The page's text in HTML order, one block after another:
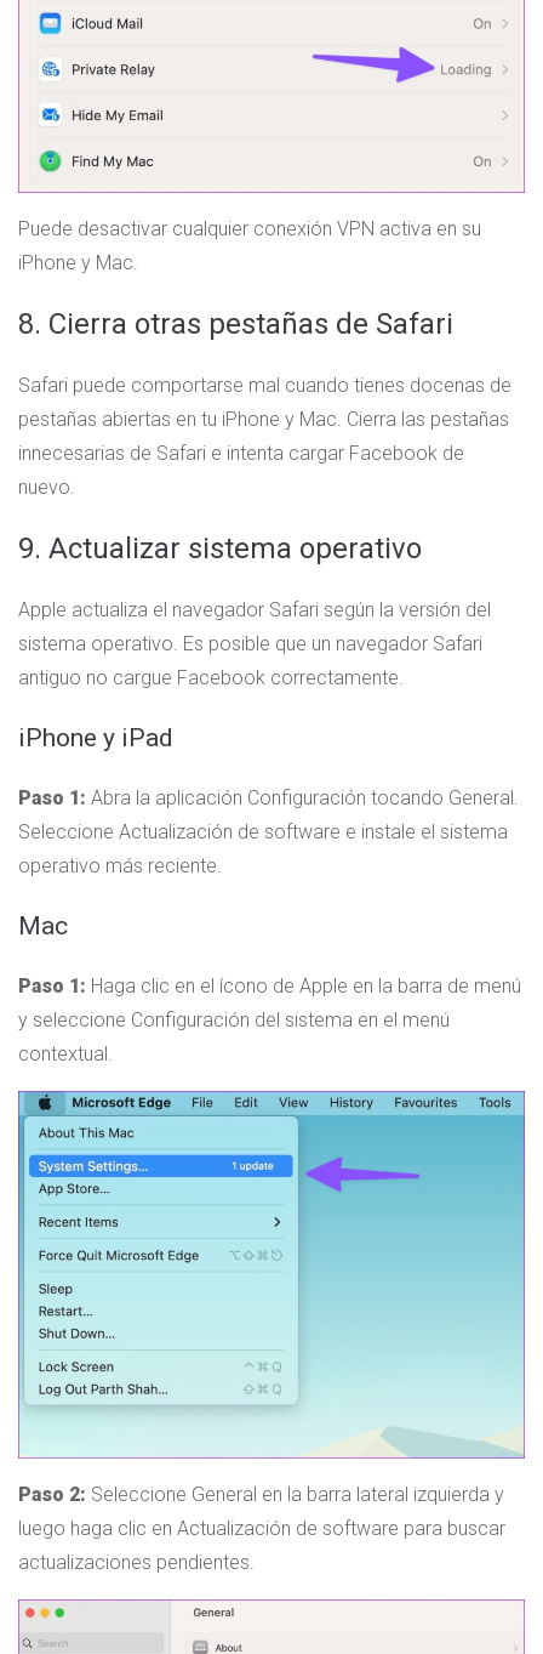
Puede desactivar cualquier conexión VPN activa en su
iPhone y Mac.
8. Cierra otras pestañas de Safari
Safari puede comportarse mal cuando tienes docenas de
pestañas abiertas en tu iPhone y Mac. Cierra las pestañas
innecesarias de Safari e intenta cargar Facebook de
nuevo.
9. Actualizar sistema operativo
Apple actualiza el navegador Safari según la versión del
sistema operativo. Es posible que un navegador Safari
antiguo no cargue Facebook correctamente.
iPhone y iPad
Paso 1: Abra la aplicación Configuración tocando General.
Seleccione Actualización de software e instale el sistema
operativo más reciente.
Mac
Paso 1: Haga clic en el ícono de Apple en la barra de menú
y seleccione Configuración del sistema en el menú
contextual.
Paso 2: Seleccione General en la barra lateral izquierda y
luego haga clic en Actualización de software para buscar
actualizaciones pendientes.